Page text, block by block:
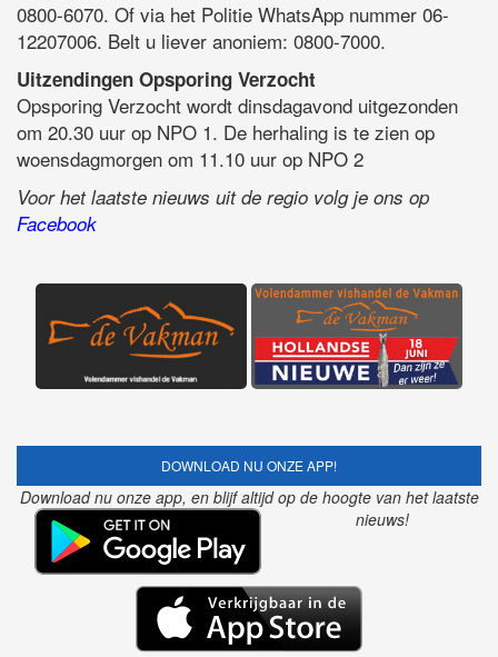
0800-6070. Of via het Politie WhatsApp nummer 06-
12207006. Belt u liever anoniem: 0800-7000.
Uitzendingen Opsporing Verzocht
Opsporing Verzocht wordt dinsdagavond uitgezonden
om 20.30 uur op NPO 1. De herhaling is te zien op
woensdagmorgen om 11.10 uur op NPO 2
Voor het laatste nieuws uit de regio volg je ons op
Facebook
DOWNLOAD NU ONZE APP!
Download nu onze app, en blijf altijd op de hoogte van het laatste
nieuws!